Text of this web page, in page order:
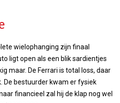
wielophanging zijn finaal
ligt open als een blik sardientjes
maar. De Ferrari is total loss, daar
De bestuurder kwam er fysiek
financieel zal hij de klap nog wel